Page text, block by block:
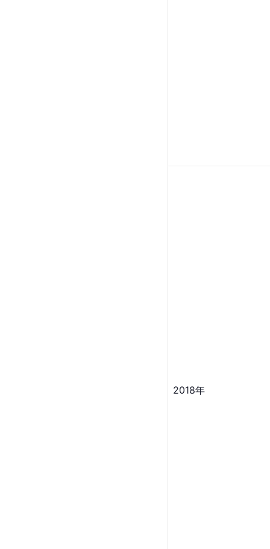
2018年